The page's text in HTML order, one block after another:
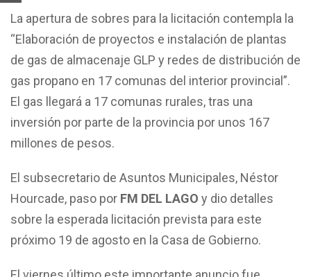
La apertura de sobres para la licitación contempla la
“Elaboración de proyectos e instalación de plantas
de gas de almacenaje GLP y redes de distribución de
gas propano en 17 comunas del interior provincial”.
El gas llegará a 17 comunas rurales, tras una
inversión por parte de la provincia por unos 167
millones de pesos.
El subsecretario de Asuntos Municipales, Néstor
Hourcade, paso por FM DEL LAGO y dio detalles
sobre la esperada licitación prevista para este
próximo 19 de agosto en la Casa de Gobierno.